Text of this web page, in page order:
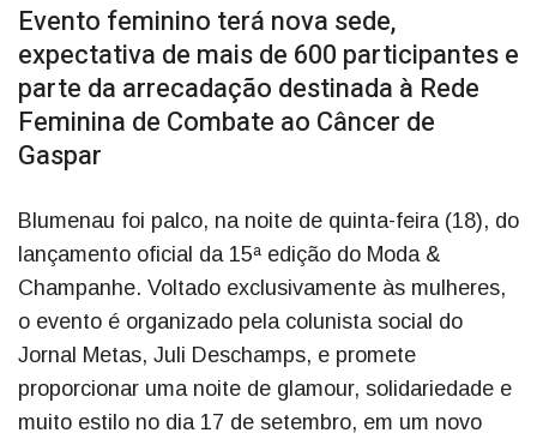
Evento feminino terá nova sede,
expectativa de mais de 600 participantes e
parte da arrecadação destinada à Rede
Feminina de Combate ao Câncer de
Gaspar
Blumenau foi palco, na noite de quinta-feira (18), do
lançamento oficial da 15ª edição do Moda &
Champanhe. Voltado exclusivamente às mulheres,
o evento é organizado pela colunista social do
Jornal Metas, Juli Deschamps, e promete
proporcionar uma noite de glamour, solidariedade e
muito estilo no dia 17 de setembro, em um novo